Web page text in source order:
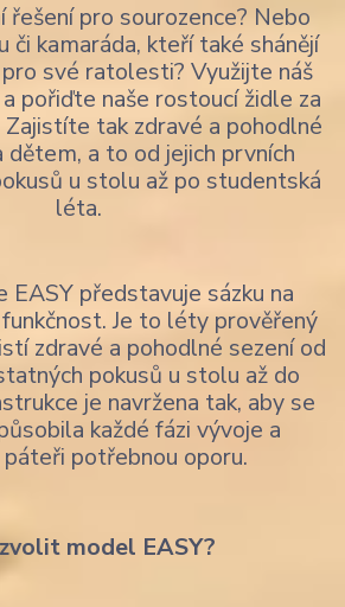
pro sourozence? Nebo
či kamaráda, kteří také shánějí
své ratolesti? Využijte náš
pořiďte naše rostoucí židle za
Zajistíte tak zdravé a pohodlné
dětem, a to od jejich prvních
u stolu až po studentská
léta.
EASY představuje sázku na
Je to léty prověřený
zdravé a pohodlné sezení od
pokusů u stolu až do
je navržena tak, aby se
každé fázi vývoje a
potřebnou oporu.
model EASY?